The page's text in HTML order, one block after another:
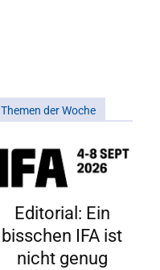
Themen der Woche
Editorial: Ein
bisschen IFA ist
nicht genug